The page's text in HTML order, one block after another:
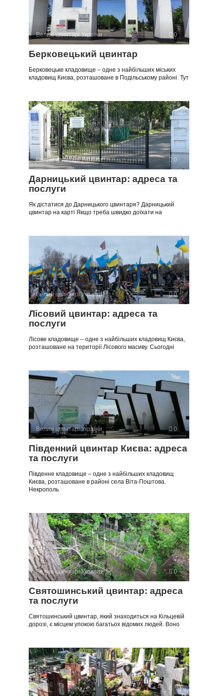
Великі цвинтарі України 0
Берковецький цвинтар
Берковецьке кладовище – одне з найбільших міських
кладовищ Києва, розташоване в Подільському районі. Тут
Великі цвинтарі України 0
Дарницький цвинтар: адреса та
послуги
Як дістатися до Дарницького цвинтаря? Дарницький
цвинтар на карті Якщо треба швидко доїхати на
Великі цвинтарі України 0
Лісовий цвинтар: адреса та
послуги
Лісове кладовище – одне з найбільших кладовищ Києва,
розташоване на території Лісового масиву. Сьогодні
Великі цвинтарі України 0
Південний цвинтар Києва: адреса
та послуги
Південне кладовище – одне з найбільших кладовищ
Києва, розташоване в районі села Віта-Поштова.
Некрополь
Великі цвинтарі України 0
Святошинський цвинтар: адреса
та послуги
Святошинський цвинтар, який знаходиться на Кільцевій
дорозі, є місцем упокою багатьох відомих людей. Воно